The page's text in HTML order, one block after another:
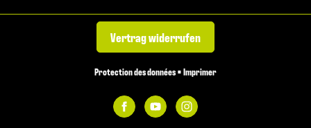
Vertrag widerrufen
Protection des données•Imprimer